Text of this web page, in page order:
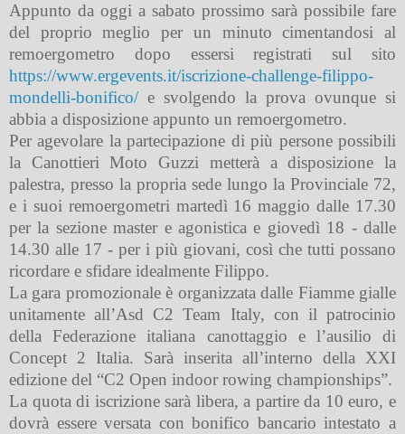
Appunto da oggi a sabato prossimo sarà possibile fare
del proprio meglio per un minuto cimentandosi al
remoergometro dopo essersi registrati sul sito
https://www.ergevents.it/iscrizione-challenge-filippo-
mondelli-bonifico/ e svolgendo la prova ovunque si
abbia a disposizione appunto un remoergometro.
Per agevolare la partecipazione di più persone possibili
la Canottieri Moto Guzzi metterà a disposizione la
palestra, presso la propria sede lungo la Provinciale 72,
e i suoi remoergometri martedì 16 maggio dalle 17.30
per la sezione master e agonistica e giovedì 18 - dalle
14.30 alle 17 - per i più giovani, così che tutti possano
ricordare e sfidare idealmente Filippo.
La gara promozionale è organizzata dalle Fiamme gialle
unitamente all’Asd C2 Team Italy, con il patrocinio
della Federazione italiana canottaggio e l’ausilio di
Concept 2 Italia. Sarà inserita all’interno della XXI
edizione del “C2 Open indoor rowing championships”.
La quota di iscrizione sarà libera, a partire da 10 euro, e
dovrà essere versata con bonifico bancario intestato a